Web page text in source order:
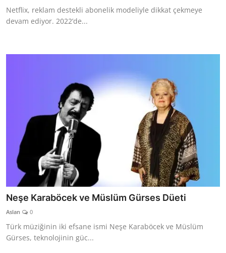
Netflix, reklam destekli abonelik modeliyle dikkat çekmeye
devam ediyor. 2022’de...
Neşe Karaböcek ve Müslüm Gürses Düeti
Aslan 0
Türk müziğinin iki efsane ismi Neşe Karaböcek ve Müslüm
Gürses, teknolojinin güc...